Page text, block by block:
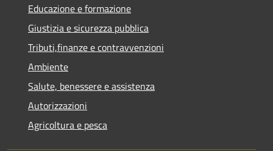
Educazione e formazione
Giustizia e sicurezza pubblica
Tributi,finanze e contravvenzioni
Ambiente
Salute, benessere e assistenza
Autorizzazioni
Agricoltura e pesca